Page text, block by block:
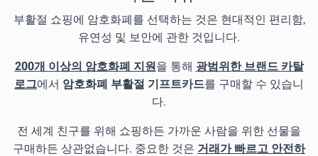
부활절 쇼핑에 암호화폐를 선택하는 것은 현대적인 편리함,
유연성 및 보안에 관한 것입니다.
200개 이상의 암호화폐 지원을 통해 광범위한 브랜드 카탈
로그에서 암호화폐 부활절 기프트카드를 구매할 수 있습니
다.
전 세계 친구를 위해 쇼핑하든 가까운 사람을 위한 선물을
구매하든 상관없습니다. 중요한 것은 거래가 빠르고 안전하